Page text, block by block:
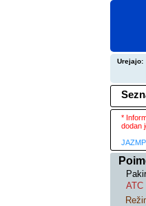
Urejajo:
*
dodan
ATC